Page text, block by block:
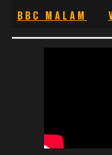
BBC MALAM